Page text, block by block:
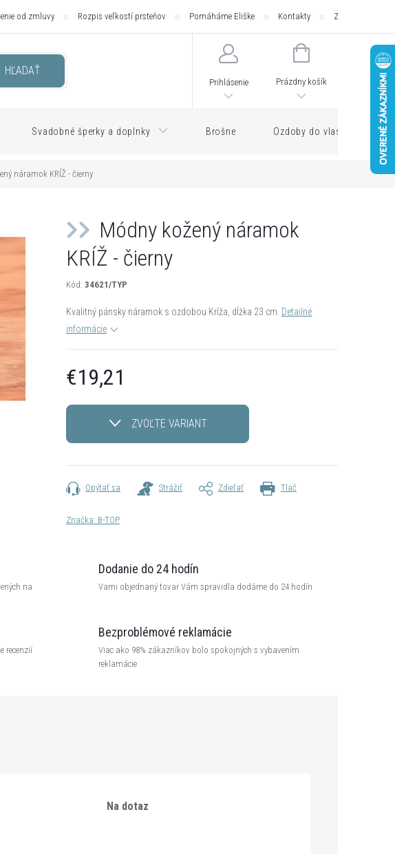
od zmluvy Rozpis veľkostí prsteňov Pomáháme Eliške Kontakty Zásilkovna -
HĽADAŤ
Prihlásenie
NÁKUPNÝ
Prázdny košík
Svadobné šperky a doplnky Brošne Ozdoby do vlasov
náramok KRÍŽ - čierny
Módny kožený náramok
KRÍŽ - čierny
Kód: 34621/TYP
Kvalitný pánsky náramok s ozdobou Kríža, dĺžka 23 cm. Detailné
informácie
€19,21
cena:
ZVOĽTE VARIANT
Tlač
Opýtať sa Strážiť Zdieľať
Značka: B-TOP
na
Dodanie do 24 hodín
Vami objednaný tovar Vám spravidla dodáme do 24 hodín
recenzií
Bezproblémové reklamácie
Viac ako 98% zákazníkov bolo spokojných s vybavením
reklamácie
Na dotaz